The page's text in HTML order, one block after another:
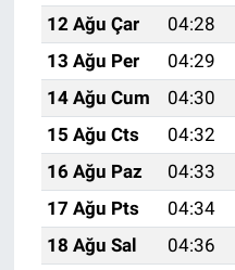
12 Ağu Çar
04:28
13 Ağu Per
04:29
14 Ağu Cum
04:30
15 Ağu Cts
04:32
16 Ağu Paz
04:33
17 Ağu Pts
04:34
18 Ağu Sal
04:36